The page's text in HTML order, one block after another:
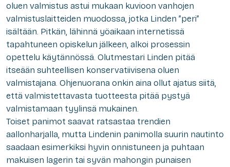
oluen valmistus astui mukaan kuvioon vanhojen
valmistuslaitteiden muodossa, jotka Linden ”peri”
isältään. Pitkän, lähinnä yöaikaan internetissä
tapahtuneen opiskelun jälkeen, alkoi prosessin
opettelu käytännössä. Olutmestari Linden pitää
itseään suhteellisen konservatiivisena oluen
valmistajana. Ohjenuorana onkin aina ollut ajatus siitä,
että valmistettavasta tuotteesta pitää pystyä
valmistamaan tyylinsä mukainen.
Toiset panimot saavat ratsastaa trendien
aallonharjalla, mutta Lindenin panimolla suurin nautinto
saadaan esimerkiksi hyvin onnistuneen ja puhtaan
makuisen lagerin tai syvän mahongin punaisen